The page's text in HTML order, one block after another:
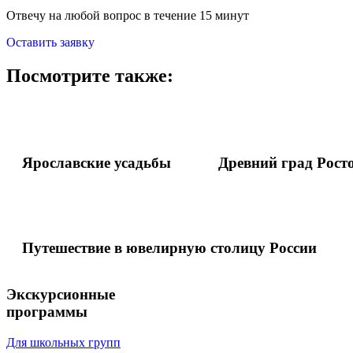
Отвечу на любой вопрос в течение 15 минут
Оставить заявку
Посмотрите также:
Ярославские усадьбы Древний град
Путешествие в ювелирную столицу России
Экскурсионные
программы
Для школьных групп